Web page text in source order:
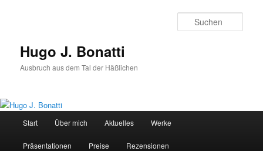
Hugo J. Bonatti
Ausbruch aus dem Tal der Häßlichen
Start Über mich Aktuelles Werke
Präsentationen Preise Rezensionen